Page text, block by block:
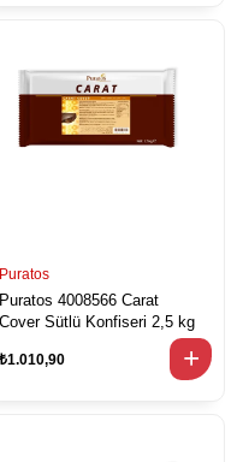
Puratos
Puratos 4008566 Carat
Cover Sütlü Konfiseri 2,5 kg
₺1.010,90